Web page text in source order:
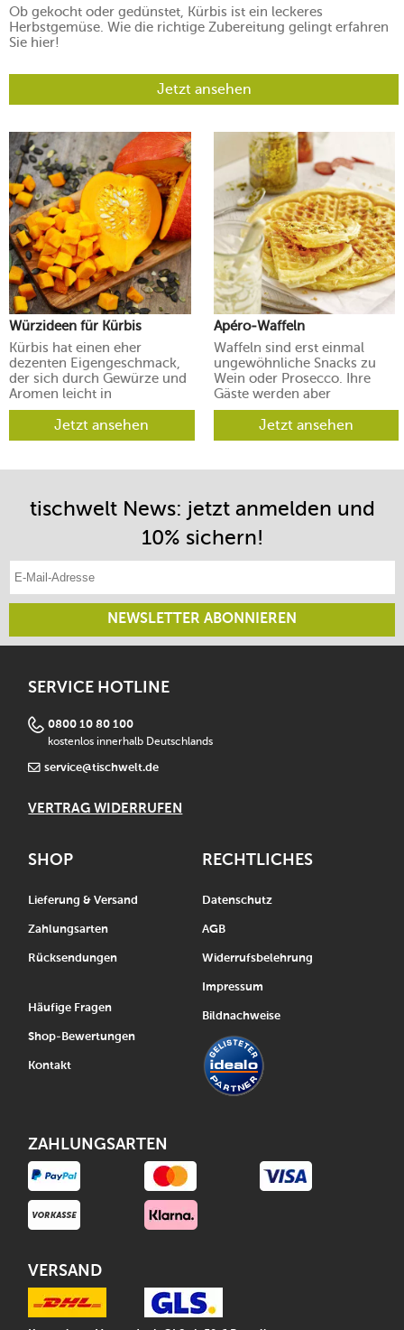
Ob gekocht oder gedünstet, Kürbis ist ein leckeres
Herbstgemüse. Wie die richtige Zubereitung gelingt erfahren
Sie hier!
Jetzt ansehen
Würzideen für Kürbis
Kürbis hat einen eher
dezenten Eigengeschmack,
der sich durch Gewürze und
Aromen leicht in
verschiedene Richtungen
lenken lässt.Jetzt ansehen
Apéro-Waffeln
Waffeln sind erst einmal
ungewöhnliche Snacks zu
Wein oder Prosecco. Ihre
Gäste werden aber
begeistert sein.
Jetzt ansehen
tischwelt News: jetzt anmelden und
10% sichern!
E-Mail-Adresse eintragen
NEWSLETTER ABONNIEREN
SERVICE HOTLINE
0800 10 80 100
kostenlos innerhalb Deutschlands
service@tischwelt.de
VERTRAG WIDERRUFEN
SHOP
Lieferung & Versand
Zahlungsarten
Rücksendungen
Häufige Fragen
Shop-Bewertungen
Kontakt
RECHTLICHES
Datenschutz
AGB
Widerrufsbelehrung
Impressum
Bildnachweise
ZAHLUNGSARTEN
VERSAND